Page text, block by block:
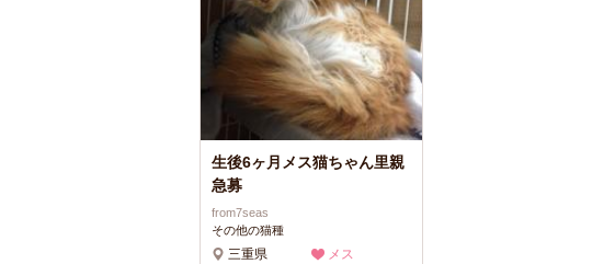
生後6ヶ月メス猫ちゃん里親
急募
from7seas
その他の猫種
三重県
メス